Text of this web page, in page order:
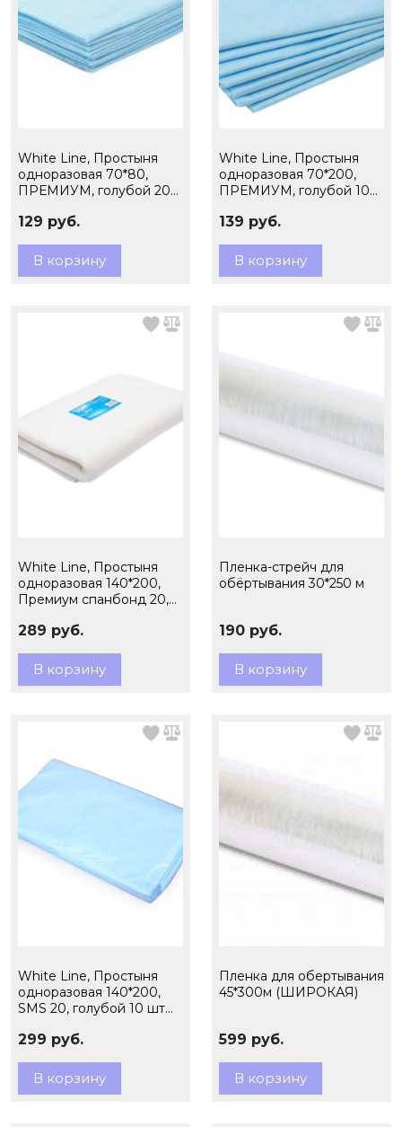
White Line, Простыня
одноразовая 70*80,
ПРЕМИУМ, голубой 20
129 руб.
В корзину
White Line, Простыня
одноразовая 70*200,
ПРЕМИУМ, голубой 10
139 руб.
В корзину
White Line, Простыня
одноразовая 140*200,
Премиум спанбонд 20,
289 руб.
В корзину
Пленка-стрейч для
обёртывания 30*250 м
190 руб.
В корзину
White Line, Простыня
одноразовая 140*200,
SMS 20, голубой 10 шт
299 руб.
В корзину
Пленка для обертывания
45*300м (ШИРОКАЯ)
599 руб.
В корзину